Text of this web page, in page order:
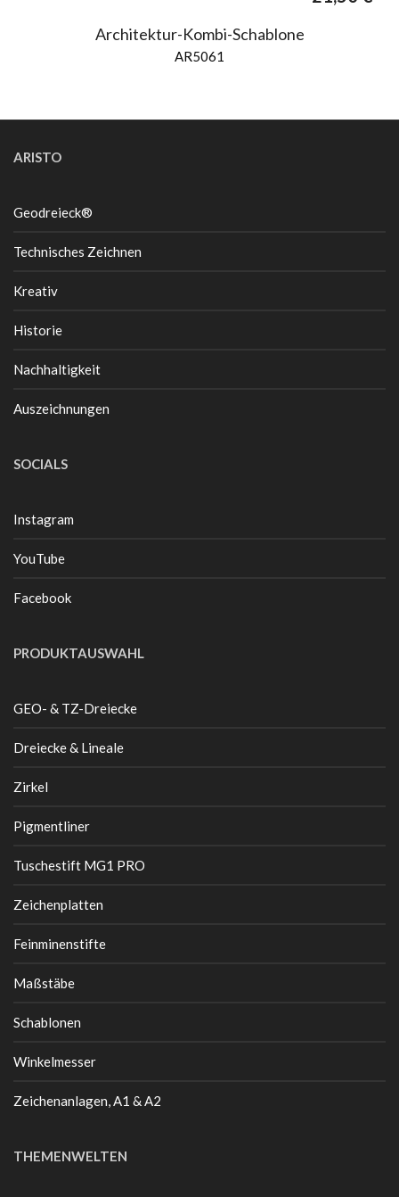
Architektur-Kombi-Schablone
AR5061
ARISTO
Geodreieck®
Technisches Zeichnen
Kreativ
Historie
Nachhaltigkeit
Auszeichnungen
SOCIALS
Instagram
YouTube
Facebook
PRODUKTAUSWAHL
GEO- & TZ-Dreiecke
Dreiecke & Lineale
Zirkel
Pigmentliner
Tuschestift MG1 PRO
Zeichenplatten
Feinminenstifte
Maßstäbe
Schablonen
Winkelmesser
Zeichenanlagen, A1 & A2
THEMENWELTEN